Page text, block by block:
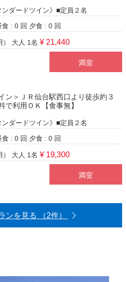
ダードツイン》■定員２名
食 : 0 回 夕食 : 0 回
大人 1名 ¥ 21,440
満室
＞ＪＲ仙台駅西口より徒歩約３
で利用ＯＫ【食事無】
ダードツイン》■定員２名
食 : 0 回 夕食 : 0 回
大人 1名 ¥ 19,300
満室
ンを見る （2件）